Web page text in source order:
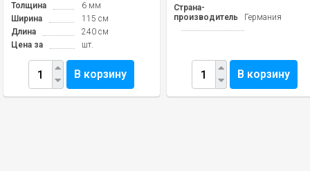
Толщина
6 мм
Ширина
115 см
Длина
240 см
Цена за
шт.
В корзину
Страна-
производитель
Германия
В корзину